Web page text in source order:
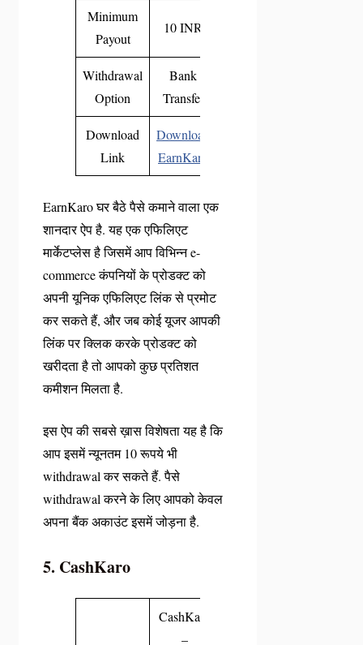
Minimum
Payout
10 INR
Withdrawal
Option
Bank
Transfer
Download
Link
Download
EarnKaro
EarnKaro घर बैठे पैसे कमाने वाला एक
शानदार ऐप है. यह एक एफिलिएट
मार्केटप्लेस है जिसमें आप विभिन्न e-
commerce कंपनियों के प्रोडक्ट को
अपनी यूनिक एफिलिएट लिंक से प्रमोट
कर सकते हैं, और जब कोई यूजर आपकी
लिंक पर क्लिक करके प्रोडक्ट को
खरीदता है तो आपको कुछ प्रतिशत
कमीशन मिलता है.
इस ऐप की सबसे ख़ास विशेषता यह है कि
आप इसमें न्यूनतम 10 रूपये भी
withdrawal कर सकते हैं. पैसे
withdrawal करने के लिए आपको केवल
अपना बैंक अकाउंट इसमें जोड़ना है.
5. CashKaro
CashKaro
–